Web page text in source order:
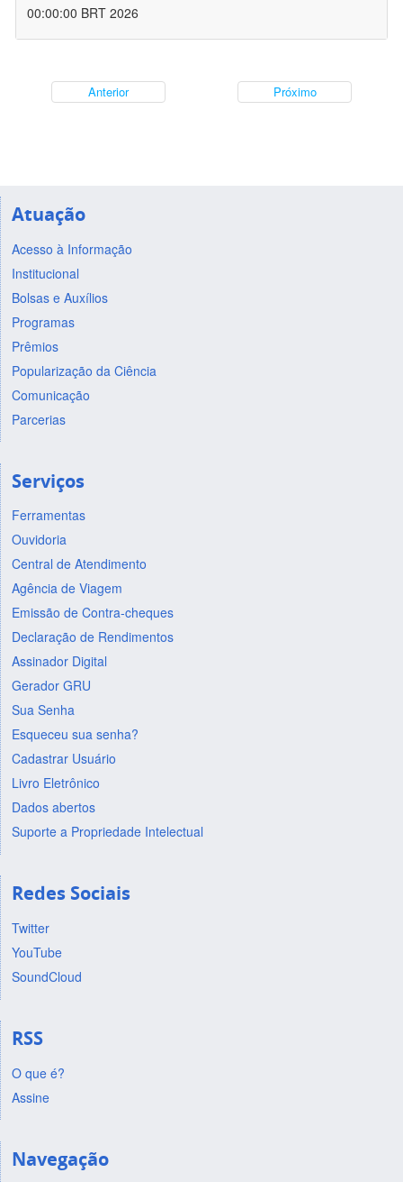
00:00:00 BRT 2026
Anterior Próximo
Atuação
Acesso à Informação
Institucional
Bolsas e Auxílios
Programas
Prêmios
Popularização da Ciência
Comunicação
Parcerias
Serviços
Ferramentas
Ouvidoria
Central de Atendimento
Agência de Viagem
Emissão de Contra-cheques
Declaração de Rendimentos
Assinador Digital
Gerador GRU
Sua Senha
Esqueceu sua senha?
Cadastrar Usuário
Livro Eletrônico
Dados abertos
Suporte a Propriedade Intelectual
Redes Sociais
Twitter
YouTube
SoundCloud
RSS
O que é?
Assine
Navegação